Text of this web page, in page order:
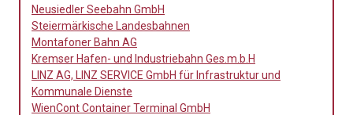
Neusiedler Seebahn GmbH
Steiermärkische Landesbahnen
Montafoner Bahn AG
Kremser Hafen- und Industriebahn Ges.m.b.H
LINZ AG, LINZ SERVICE GmbH für Infrastruktur und
Kommunale Dienste
WienCont Container Terminal GmbH